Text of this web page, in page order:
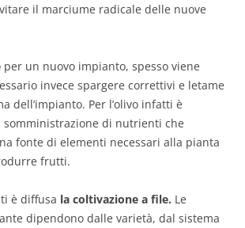
il marciume radicale delle nuove
per un nuovo impianto, spesso viene
invece spargere correttivi e letame
dell’impianto. Per l’olivo infatti è
somministrazione di nutrienti che
fonte di elementi necessari alla pianta
frutti.
è diffusa la coltivazione a file. Le
dipendono dalle varietà, dal sistema